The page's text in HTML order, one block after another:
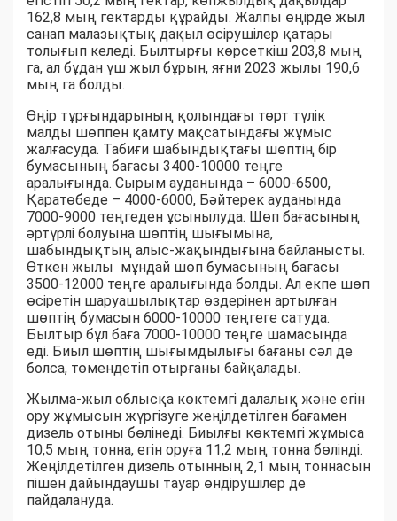
162,8 мың гектарды құрайды. Жалпы өңірде жыл
санап малазықтық дақыл өсірушілер қатары
толығып келеді. Былтырғы көрсеткіш 203,8 мың
га, ал бұдан үш жыл бұрын, яғни 2023 жылы 190,6
мың га болды.
Өңір тұрғындарының қолындағы төрт түлік
малды шөппен қамту мақсатындағы жұмыс
жалғасуда. Табиғи шабындықтағы шөптің бір
бумасының бағасы 3400-10000 теңге
аралығында. Сырым ауданында – 6000-6500,
Қаратөбеде – 4000-6000, Бәйтерек ауданында
7000-9000 теңгеден ұсынылуда. Шөп бағасының
әртүрлі болуына шөптің шығымына,
шабындықтың алыс-жақындығына байланысты.
Өткен жылы мұндай шөп бумасының бағасы
3500-12000 теңге аралығында болды. Ал екпе шөп
өсіретін шаруашылықтар өздерінен артылған
шөптің бумасын 6000-10000 теңгеге сатуда.
Былтыр бұл баға 7000-10000 теңге шамасында
еді. Биыл шөптің шығымдылығы бағаны сәл де
болса, төмендетіп отырғаны байқалады.
Жылма-жыл облысқа көктемгі далалық және егін
ору жұмысын жүргізуге жеңілдетілген бағамен
дизель отыны бөлінеді. Биылғы көктемгі жұмыса
10,5 мың тонна, егін оруға 11,2 мың тонна бөлінді.
Жеңілдетілген дизель отынның 2,1 мың тоннасын
пішен дайындаушы тауар өндірушілер де
пайдалануда.